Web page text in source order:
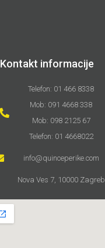
Kontakt informacije
Telefon: 01 466 8338
Mob: 091 4668 338
Mob: 098 2125 67
Telefon: 01 4668022
info@quinceperike.com
Nova Ves 7, 10000 Zagreb